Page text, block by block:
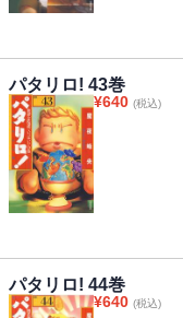
パタリロ! 43巻
¥640 (税込)
パタリロ! 44巻
¥640 (税込)